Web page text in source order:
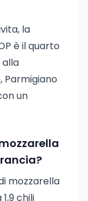
la
è il quarto
Parmigiano
un
mozzarella
chili